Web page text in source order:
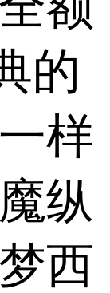
的
样
纵
西